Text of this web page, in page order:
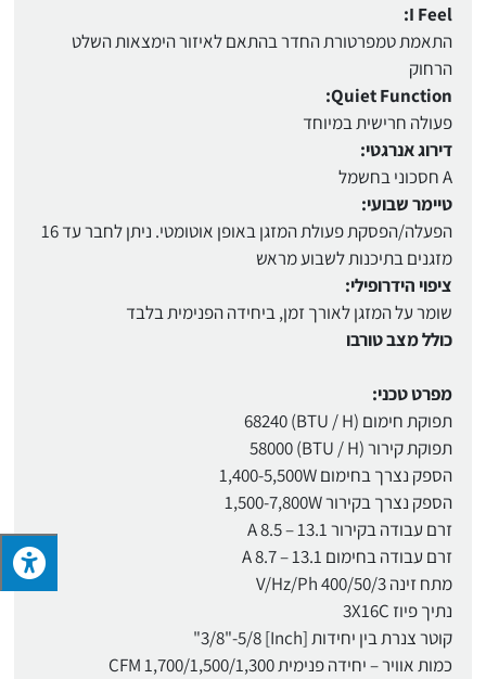
I Feel:
התאמת טמפרטורת החדר בהתאם לאיזור הימצאות השלט
הרחוק
Quiet Function:
פעולה חרישית במיוחד
דירוג אנרגטי:
A חסכוני בחשמל
טיימר שבועי:
הפעלה/הפסקת פעולת המזגן באופן אוטומטי. ניתן לחבר עד 16
מזגנים בתיכנות לשבוע מראש
ציפוי הידרופילי:
שומר על המזגן לאורך זמן, ביחידה הפנימית בלבד
כולל מצב טורבו
מפרט טכני:
תפוקת חימום (BTU / H) 68240
תפוקת קירור (BTU / H) 58000
הספק נצרך בחימום 1,400-5,500W
הספק נצרך בקירור 1,500-7,800W
זרם עבודה בקירור A 8.5 – 13.1
זרם עבודה בחימום A 8.7 – 13.1
מתח זינה V/Hz/Ph 400/50/3
נתיך פיוז 3X16C
קוטר צנרת בין יחידות [Inch] 3/8"-5/8"
כמות אוויר – יחידה פנימית CFM 1,700/1,500/1,300